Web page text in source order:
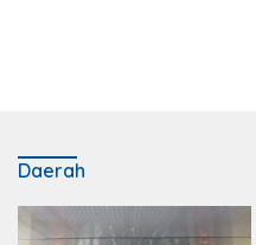
Daerah